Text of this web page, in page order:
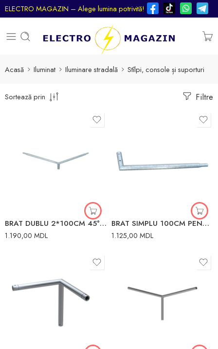
ELECTRO MAGAZIN – Alege lumina potrivită!
Acasă Iluminat Iluminare stradală Stîlpi, console și suporturi
Filtre
Sortează prin
BRAT DUBLU 2*100CM 45° PENTRU STALP GALVANIZAT
1.190,00 MDL
BRAT SIMPLU 100CM PENTRU STILP GALVANIZAT
1.125,00 MDL